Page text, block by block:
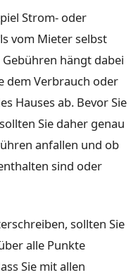
Strom- oder
vom Mieter selbst
hängt dabei
dem Verbrauch oder
Hauses ab. Bevor Sie
Sie daher genau
anfallen und ob
sind oder
sollten Sie
alle Punkte
Sie mit allen